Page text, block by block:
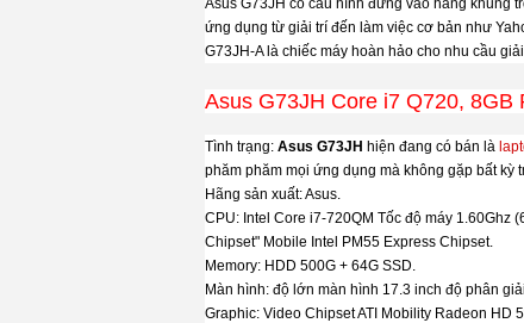
Asus G73JH có cấu hình đứng vào hàng khủng
ứng dụng từ giải trí đến làm việc cơ bản như
G73JH-A là chiếc máy hoàn hảo cho nhu cầu
Asus G73JH Core i7 Q720, 8GB
Tình trạng: Asus G73JH hiện đang có bán là
phăm phăm mọi ứng dụng mà không gặp bất kỳ
Hãng sản xuất: Asus.
CPU: Intel Core i7-720QM Tốc độ máy 1.60Ghz
Chipset" Mobile Intel PM55 Express Chipset.
Memory: HDD 500G + 64G SSD.
Màn hình: độ lớn màn hình 17.3 inch độ phân
Graphic: Video Chipset ATI Mobility Radeon HD